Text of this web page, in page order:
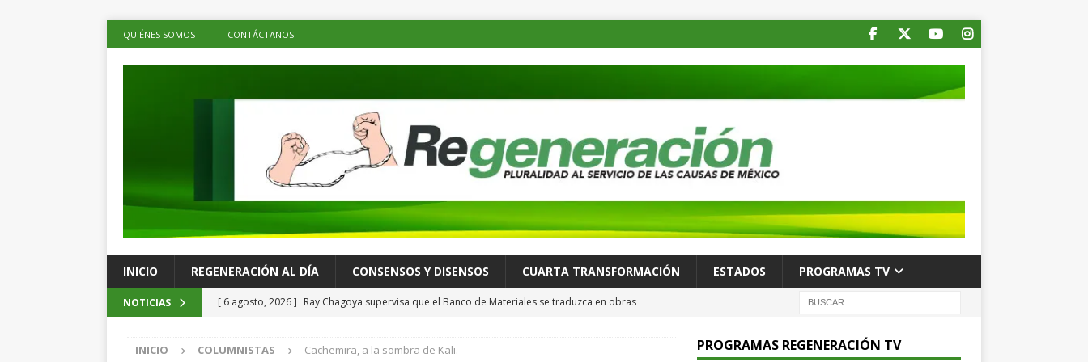
QUIÉNES SOMOS CONTÁCTANOS
INICIO REGENERACIÓN AL DÍA CONSENSOS Y DISENSOS CUARTA TRANSFORMACIÓN ESTADOS PROGRAMAS TV
NOTICIAS [ 6 agosto, 2026 ] Ray Chagoya supervisa que el Banco de Materiales se traduzca en obras
[ 6 agosto, 2026 ]
Advierten posible desastre ambiental por derrame de petróleo de buque
INICIO COLUMNISTAS Cachemira, a la sombra de Kali. PROGRAMAS REGENERACIÓN TV